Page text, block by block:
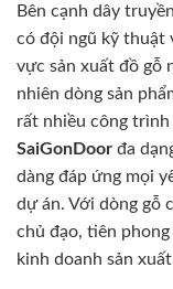
Bên cạnh dây
có đội ngũ kỹ thuật
vực sản xuất đồ gỗ
nhiên dòng sản
rất nhiều công trình
SaiGonDoor đa
dàng đáp ứng mọi
dự án. Với dòng gỗ
chủ đạo, tiên
kinh doanh sản